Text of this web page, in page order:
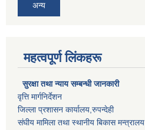
अन्य
महत्वपूर्ण लिंकहरू
सुरक्षा तथा न्याय सम्बन्धी जानकारी
वृत्ति मार्गनिर्देशन
जिल्ला प्रशासन कार्यालय,रुपन्देही
संघीय मामिला तथा स्थानीय बिकास मन्त्रालय